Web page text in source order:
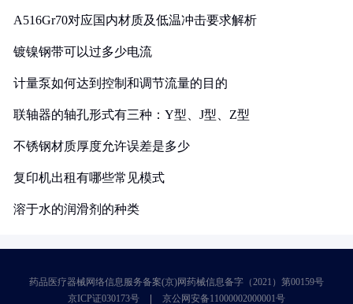
A516Gr70对应国内材质及低温冲击要求解析
镀镍钢带可以过多少电流
计量泵如何达到控制和调节流量的目的
联轴器的轴孔形式有三种：Y型、J型、Z型
不锈钢材质厚度允许误差是多少
复印机出租有哪些常见模式
溶于水的润滑剂的种类
药品医疗器械网络信息服务备案(京)网药械信息备字（2021）第00159号
京ICP证030173号
京公网安备11000002000001号